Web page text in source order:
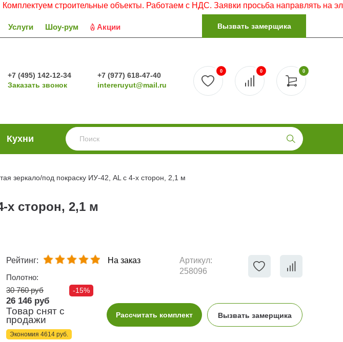
строительные объекты. Работаем с НДС. Заявки просьба направлять на
Услуги Шоу-рум Акции Вызвать замерщика
+7 (495) 142-12-34
Заказать звонок
+7 (977) 618-47-40
intereruyut@mail.ru
0
0 0
Кухни
зеркало/под покраску ИУ-42, AL с 4-х сторон, 2,1 м
х сторон, 2,1 м
Рейтинг: На заказ
Артикул:
258096
Полотно:
30 760 руб
-15%
26 146 руб
Товар снят с
продажи
Экономия 4614 руб.
Рассчитать комплект Вызвать замерщика